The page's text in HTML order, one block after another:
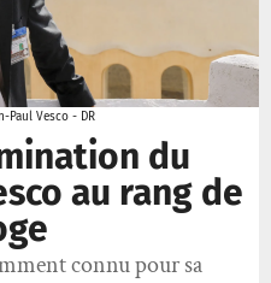
Paul Vesco - DR
du
au rang de
connu pour sa